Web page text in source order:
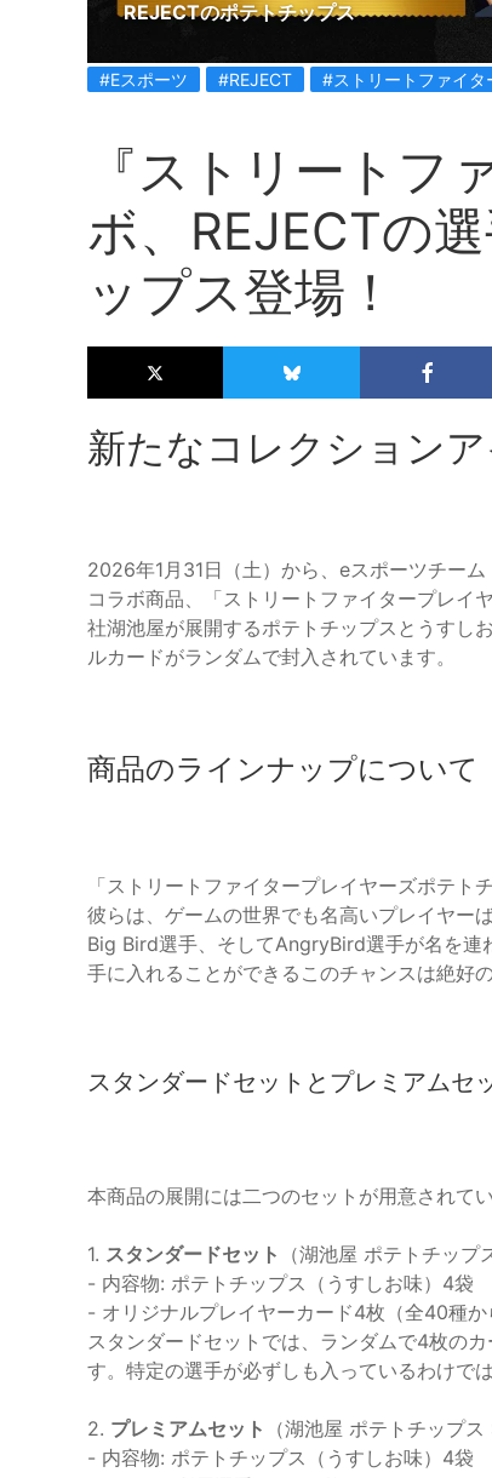
REJECTのポテトチップス
#Eスポーツ #REJECT #ストリートファイタ
『ストリートフ
ボ、REJECTの
ップス登場！
新たなコレクションア
2026年1月31日（土）から、eスポーツチー
コラボ商品、「ストリートファイタープレイ
社湖池屋が展開するポテトチップスとうすし
ルカードがランダムで封入されています。
商品のラインナップについて
「ストリートファイタープレイヤーズポテト
彼らは、ゲームの世界でも名高いプレイヤー
Big Bird選手、そしてAngryBird選手が名を連
手に入れることができるこのチャンスは絶好の
スタンダードセットとプレミアムセ
本商品の展開には二つのセットが用意されてい
1. スタンダードセット
（湖池屋 ポテトチップ
- 内容物: ポテトチップス（うすしお味）4袋
- オリジナルプレイヤーカード4枚（全40種か
スタンダードセットでは、ランダムで4枚の
す。特定の選手が必ずしも入っているわけで
2. プレミアムセット
（湖池屋 ポテトチップ
- 内容物: ポテトチップス（うすしお味）4袋